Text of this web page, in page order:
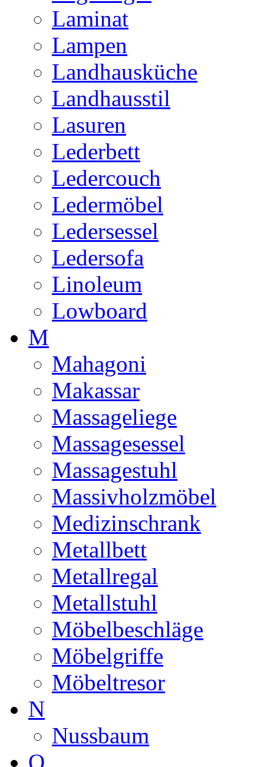
Laminat
Lampen
Landhausküche
Landhausstil
Lasuren
Lederbett
Ledercouch
Ledermöbel
Ledersessel
Ledersofa
Linoleum
Lowboard
M
Mahagoni
Makassar
Massageliege
Massagesessel
Massagestuhl
Massivholzmöbel
Medizinschrank
Metallbett
Metallregal
Metallstuhl
Möbelbeschläge
Möbelgriffe
Möbeltresor
N
Nussbaum
O